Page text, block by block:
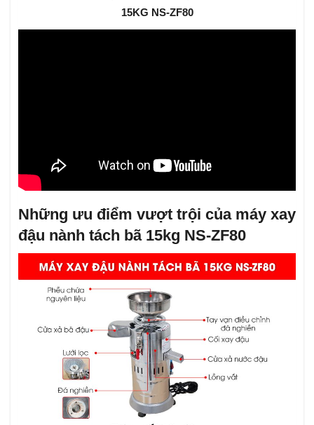
15KG NS-ZF80
Những ưu điểm vượt trội của máy xay
đậu nành tách bã 15kg NS-ZF80